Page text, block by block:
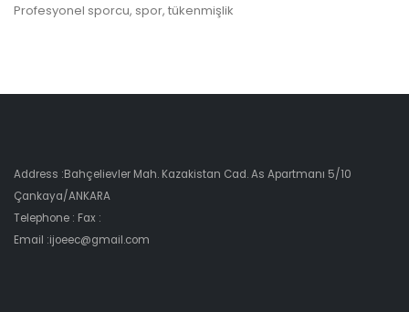
Profesyonel sporcu, spor, tükenmişlik
Address :Bahçelievler Mah. Kazakistan Cad. As Apartmanı 5/10
Çankaya/ANKARA
Telephone : Fax :
Email :ijoeec@gmail.com